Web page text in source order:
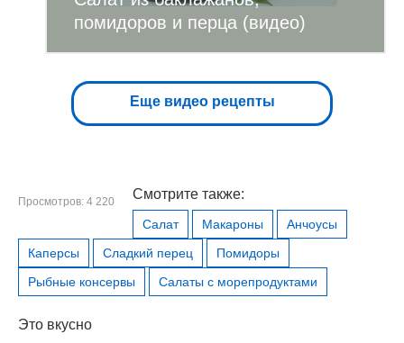
помидоров и перца (видео)
Еще видео рецепты
Просмотров: 4 220 Смотрите также:
Салат Макароны
Анчоусы
Каперсы
Сладкий перец
Помидоры
Рыбные консервы
Салаты с морепродуктами
Это вкусно